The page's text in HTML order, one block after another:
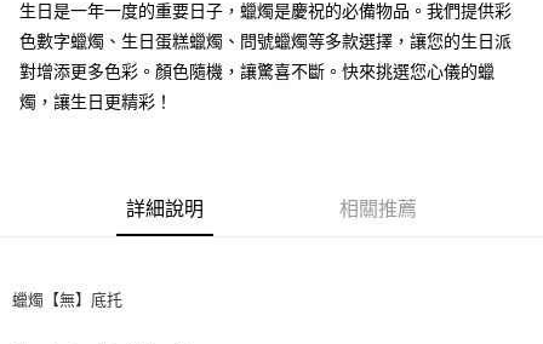
AFTEE先享後付
相關說明
【關於「AFTEE先享後付」】
AFTEE先享後付是「在收到商品之後才付款」的支付方式。 讓您購物簡單
便利好安心！
【「AFTEE先享後付」結帳流程】
２．訂單成立數日內，您將收到繳費通知簡訊。
３．收到繳費通知簡訊後14天內，點擊此簡訊中的連結，可透過四大超商／
付款後全家取貨-重量限制含紙箱10kg，請控制商品重量在9~
生日是一年一度的重要日子，蠟燭是慶祝的必備物品。我們提供彩
色數字蠟燭、生日蛋糕蠟燭、問號蠟燭等多款選擇，讓您的生日派
對增添更多色彩。顏色隨機，讓驚喜不斷。快來挑選您心儀的蠟
燭，讓生日更精彩！
詳細說明 相關推薦
蠟燭【無】底托